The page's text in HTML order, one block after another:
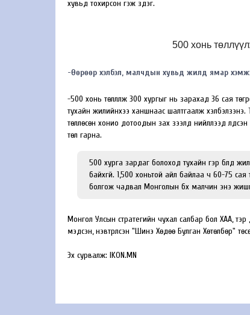
хувьд тохирсон гэж үздэг.
500 хонь
-Өөрөөр хэлбэл, малчдын хувьд жилд ямар
-500 хонь төллүүлж 300 хургыг нь зарахад 36 сая
тухайн жилийнхээ ханшнаас шалтгаалж
төллөсөн хонио дотоодын зах зээлд нийлүүлээд
төл гарна.
500 хурга зардаг болоход тухайн гэр бүлд
байхгүй. 1,500 хоньтой айл байлаа ч 60-75
болгож чадвал Монголын бүх малчин энэ
Монгол Улсын стратегийн чухал салбар бол ХАА,
мэдсэн, нэвтрүүлсэн "Шинэ Хөдөө Булган Хөтөлбөр"
Эх сурвалж: IKON.MN